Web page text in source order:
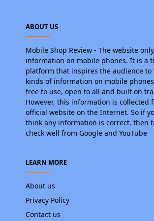
ABOUT US
Mobile Shop Review - The website
information on mobile phones. It is a
platform that inspires the audience to
kinds of information on mobile
free to use, open to all and built on
However, this information is collected
official website on the Internet. So if
think any information is correct, then
check well from Google and YouTube
LEARN MORE
About us
Privacy Policy
Contact us